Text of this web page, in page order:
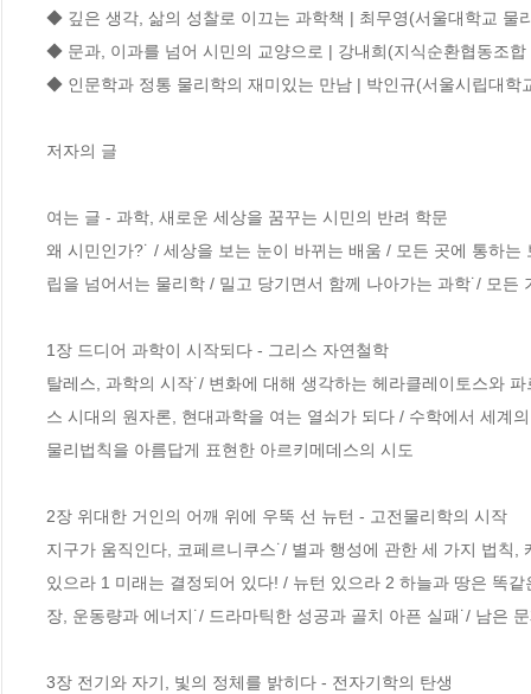
◆ 깊은 생각, 삶의 성찰로 이끄는 과학책 | 최무영(서울대학교 물
◆ 문과, 이과를 넘어 시민의 교양으로 | 강내희(지식순환협동조합
◆ 인문학과 정통 물리학의 재미있는 만남 | 박인규(서울시립대학
저자의 글
여는 글 - 과학, 새로운 세상을 꿈꾸는 시민의 반려 학문
왜 시민인가?˙ / 세상을 보는 눈이 바뀌는 배움 / 모든 곳에 통하
립을 넘어서는 물리학 / 밀고 당기면서 함께 나아가는 과학˙/ 모
1장 드디어 과학이 시작되다 - 그리스 자연철학
탈레스, 과학의 시작˙/ 변화에 대해 생각하는 헤라클레이토스와
스 시대의 원자론, 현대과학을 여는 열쇠가 되다 / 수학에서 세계
물리법칙을 아름답게 표현한 아르키메데스의 시도
2장 위대한 거인의 어깨 위에 우뚝 선 뉴턴 - 고전물리학의 시작
지구가 움직인다, 코페르니쿠스˙/ 별과 행성에 관한 세 가지 법칙
있으라 1 미래는 결정되어 있다! / 뉴턴 있으라 2 하늘과 땅은 똑
장, 운동량과 에너지˙/ 드라마틱한 성공과 골치 아픈 실패˙/ 남은
3장 전기와 자기, 빛의 정체를 밝히다 - 전자기학의 탄생